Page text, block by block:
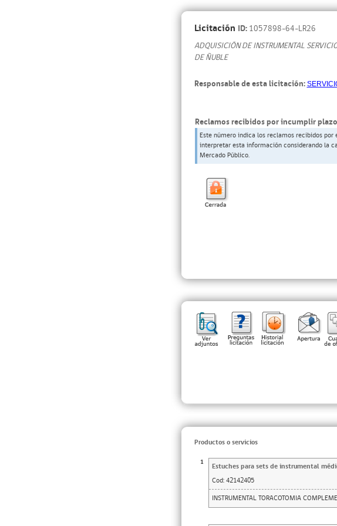
Licitación ID: 1057898-64-LR26
ADQUISICIÓN DE INSTRUMENTAL
DE ÑUBLE
Responsable de esta licitación:
Reclamos recibidos por incumplir
Este número indica los reclamos recibidos
interpretar esta información considerando la
Mercado Público.
Productos o servicios
1 Estuches para sets de instrumental
Cod: 42142405
INSTRUMENTAL TORACOTOMIA